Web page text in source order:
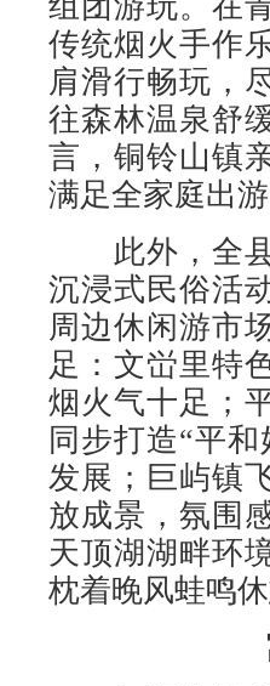
组团游玩。在
传统烟火手作
肩滑行畅玩，
往森林温泉舒
言，铜铃山镇
满足全家庭出
此外，全县
沉浸式民俗活
周边休闲游市
足：文峃里特
烟火气十足；
同步打造“平
发展；巨屿镇
放成景，氛围
天顶湖湖畔环
枕着晚风蛙鸣